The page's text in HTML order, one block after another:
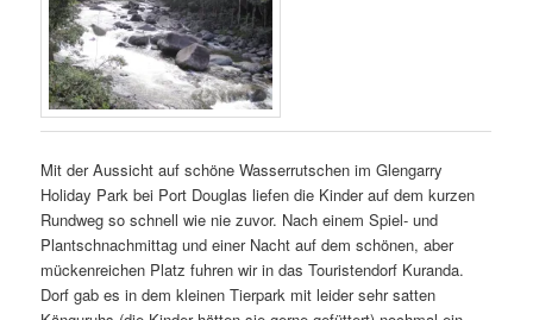
Mit der Aussicht auf schöne Wasserrutschen im Glengarry
Holiday Park bei Port Douglas liefen die Kinder auf dem kurzen
Rundweg so schnell wie nie zuvor. Nach einem Spiel- und
Plantschnachmittag und einer Nacht auf dem schönen, aber
mückenreichen Platz fuhren wir in das Touristendorf Kuranda.
Dorf gab es in dem kleinen Tierpark mit leider sehr satten